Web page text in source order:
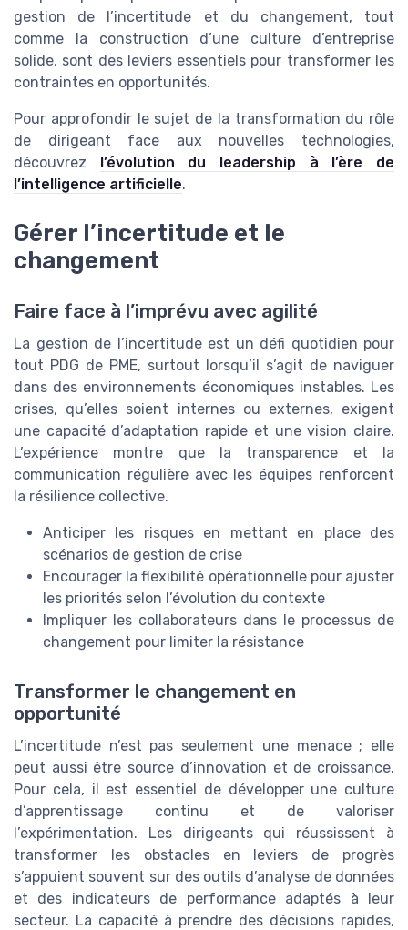
gestion de l’incertitude et du changement, tout
comme la construction d’une culture d’entreprise
solide, sont des leviers essentiels pour transformer les
contraintes en opportunités.
Pour approfondir le sujet de la transformation du rôle
de dirigeant face aux nouvelles technologies,
découvrez l’évolution du leadership à l’ère de
l’intelligence artificielle.
Gérer l’incertitude et le
changement
Faire face à l’imprévu avec agilité
La gestion de l’incertitude est un défi quotidien pour
tout PDG de PME, surtout lorsqu’il s’agit de naviguer
dans des environnements économiques instables. Les
crises, qu’elles soient internes ou externes, exigent
une capacité d’adaptation rapide et une vision claire.
L’expérience montre que la transparence et la
communication régulière avec les équipes renforcent
la résilience collective.
Anticiper les risques en mettant en place des
scénarios de gestion de crise
Encourager la flexibilité opérationnelle pour ajuster
les priorités selon l’évolution du contexte
Impliquer les collaborateurs dans le processus de
changement pour limiter la résistance
Transformer le changement en
opportunité
L’incertitude n’est pas seulement une menace ; elle
peut aussi être source d’innovation et de croissance.
Pour cela, il est essentiel de développer une culture
d’apprentissage continu et de valoriser
l’expérimentation. Les dirigeants qui réussissent à
transformer les obstacles en leviers de progrès
s’appuient souvent sur des outils d’analyse de données
et des indicateurs de performance adaptés à leur
secteur. La capacité à prendre des décisions rapides,